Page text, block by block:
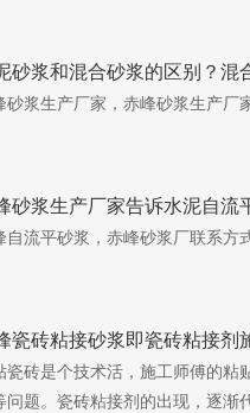
砂浆和混合砂浆的区别？混
砂浆生产厂家，赤峰砂浆生产厂
砂浆生产厂家告诉水泥自流
自流平砂浆，赤峰砂浆厂联系方
瓷砖粘接砂浆即瓷砖粘接剂
瓷砖是个技术活，施工师傅的
问题。瓷砖粘接剂的出现，逐渐